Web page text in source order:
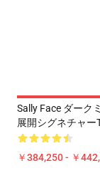
Sally Face ダーク
展開シグネチャー
￥384,250 - ￥